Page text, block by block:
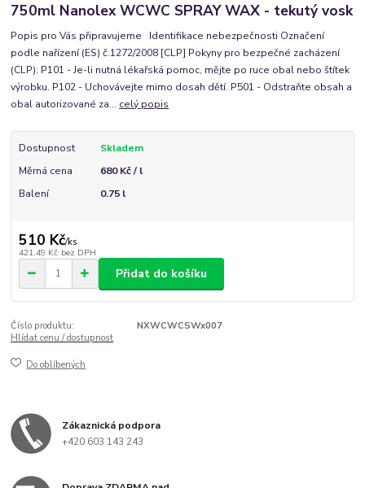
750ml Nanolex WCWC SPRAY WAX - tekutý vosk
Popis pro Vás připravujeme Identifikace nebezpečnosti Označení
podle nařízení (ES) č.1272/2008 [CLP] Pokyny pro bezpečné zacházení
(CLP): P101 - Je-li nutná lékařská pomoc, mějte po ruce obal nebo štítek
výrobku. P102 - Uchovávejte mimo dosah dětí. P501 - Odstraňte obsah a
obal autorizované za... celý popis
Dostupnost
Skladem
Měrná cena
680 Kč / l
Balení
0.75 l
510 Kč/ks
421,49 Kč bez DPH
Přidat do košíku
Číslo produktu:
NXWCWCSWx007
Hlídat cenu / dostupnost
Do oblíbených
Zákaznická podpora
+420 603 143 243